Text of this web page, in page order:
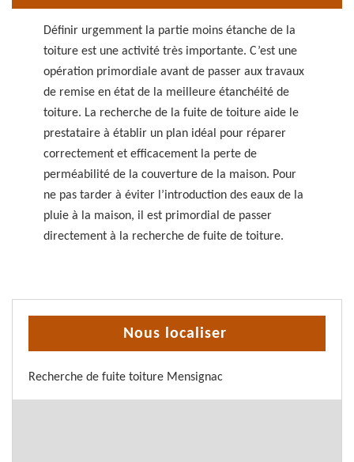
Définir urgemment la partie moins étanche de la
toiture est une activité très importante. C’est une
opération primordiale avant de passer aux travaux
de remise en état de la meilleure étanchéité de
toiture. La recherche de la fuite de toiture aide le
prestataire à établir un plan idéal pour réparer
correctement et efficacement la perte de
perméabilité de la couverture de la maison. Pour
ne pas tarder à éviter l’introduction des eaux de la
pluie à la maison, il est primordial de passer
directement à la recherche de fuite de toiture.
Nous localiser
Recherche de fuite toiture Mensignac